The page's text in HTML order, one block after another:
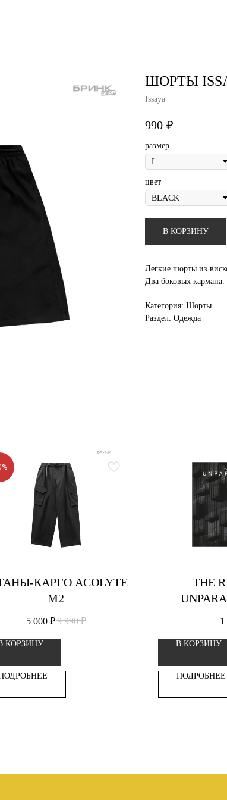
ШОРТЫ
Issaya
990 ₽
размер
цвет
В КОРЗИНУ
Легкие шорты из
Два боковых кармана.
Категория: Шорты
Раздел: Одежда
КАРГО ACOLYTE
М2
5 000 ₽9 990 ₽
КОРЗИНУ
THE
1
В КОРЗИНУ
ПОДРОБНЕЕ